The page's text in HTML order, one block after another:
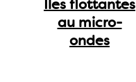
Iles flottantes
au micro-
ondes